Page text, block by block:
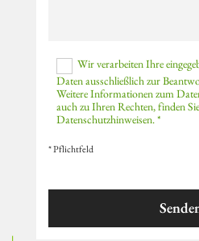
Wir verarbeiten Ihre
Daten ausschließlich zur
Weitere Informationen zum
auch zu Ihren Rechten, finden
Datenschutzhinweisen. *
* Pflichtfeld